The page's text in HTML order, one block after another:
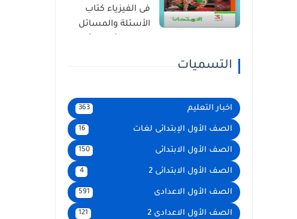
فى الفيزياء كتاب
الأسئلة والمسائل
التسميات
اخبار التعليم 363
الصف الأول الإبتدائى لغات 16
الصف الأول الابتدائى 150
الصف الأول الابتدائى 2 4
الصف الأول الاعدادى 591
الصف الأول الاعدادى 2 121